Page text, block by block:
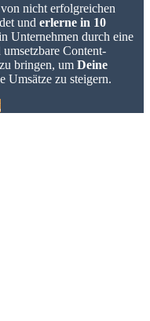
nicht erfolgreichen
und erlerne in 10
Unternehmen durch eine
Content-
bringen, um Deine
Umsätze zu steigern.